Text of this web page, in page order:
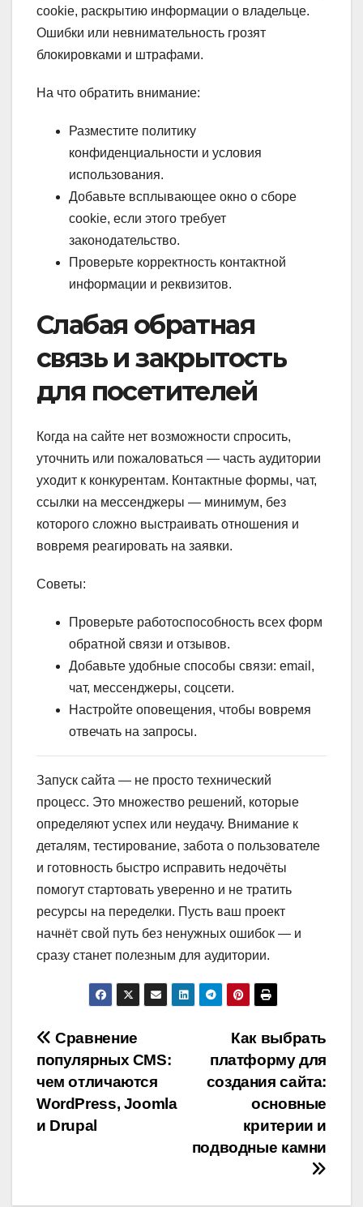
cookie, раскрытию информации о владельце.
Ошибки или невнимательность грозят
блокировками и штрафами.
На что обратить внимание:
Разместите политику
конфиденциальности и условия
использования.
Добавьте всплывающее окно о сборе
cookie, если этого требует
законодательство.
Проверьте корректность контактной
информации и реквизитов.
Слабая обратная
связь и закрытость
для посетителей
Когда на сайте нет возможности спросить,
уточнить или пожаловаться — часть аудитории
уходит к конкурентам. Контактные формы, чат,
ссылки на мессенджеры — минимум, без
которого сложно выстраивать отношения и
вовремя реагировать на заявки.
Советы:
Проверьте работоспособность всех форм
обратной связи и отзывов.
Добавьте удобные способы связи: email,
чат, мессенджеры, соцсети.
Настройте оповещения, чтобы вовремя
отвечать на запросы.
Запуск сайта — не просто технический
процесс. Это множество решений, которые
определяют успех или неудачу. Внимание к
деталям, тестирование, забота о пользователе
и готовность быстро исправить недочёты
помогут стартовать уверенно и не тратить
ресурсы на переделки. Пусть ваш проект
начнёт свой путь без ненужных ошибок — и
сразу станет полезным для аудитории.
Навигация
по
записям
Как выбрать
платформу для
создания сайта:
основные
критерии и
подводные камни
Сравнение
популярных CMS:
чем отличаются
WordPress, Joomla
и Drupal